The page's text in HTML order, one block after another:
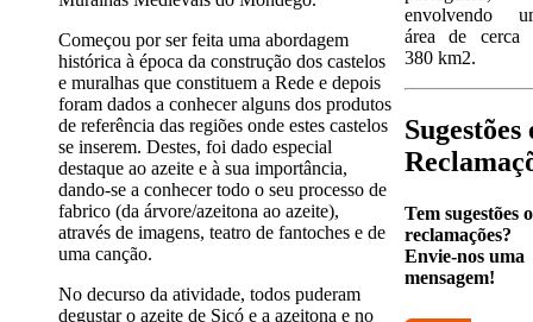
Começou por ser feita uma abordagem
histórica à época da construção dos castelos
e muralhas que constituem a Rede e depois
foram dados a conhecer alguns dos produtos
de referência das regiões onde estes castelos
se inserem. Destes, foi dado especial
destaque ao azeite e à sua importância,
dando-se a conhecer todo o seu processo de
fabrico (da árvore/azeitona ao azeite),
através de imagens, teatro de fantoches e de
uma canção.
No decurso da atividade, todos puderam
degustar o azeite de Sicó e a azeitona e no
envolvendo
área de cerca
380 km2.
Sugestões
Tem sugestões
reclamações?
Envie-nos uma
mensagem!